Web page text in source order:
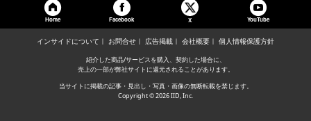
Home Facebook X YouTube
インサイドについて お問合せ 広告掲載 会社概要 個人情報保護方針
紹介した商品/サービスを購入、契約した場合に、
売上の一部が弊社サイトに還元されることがあります。
当サイトに掲載の記事・見出し・写真・画像の無断転載を禁じます。
Copyright © 2026 IID, Inc.